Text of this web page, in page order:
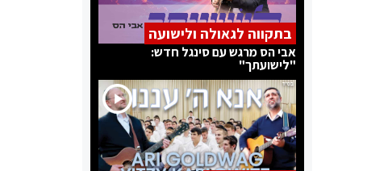
בתקווה לגאולה ולישועה
אבי הס מרגש עם סינגל חדש:
"לישועתך"